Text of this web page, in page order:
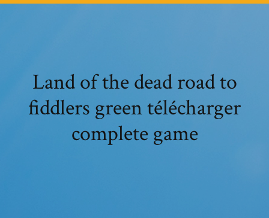
Land of the dead road to
fiddlers green télécharger
complete game